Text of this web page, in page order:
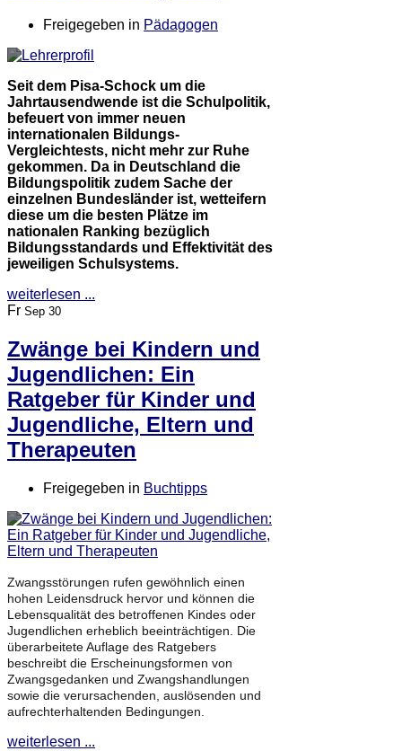
Freigegeben in Pädagogen
Seit dem Pisa-Schock um die
Jahrtausendwende ist die Schulpolitik,
befeuert von immer neuen
internationalen Bildungs-
Vergleichtests, nicht mehr zur Ruhe
gekommen. Da in Deutschland die
Bildungspolitik zudem Sache der
einzelnen Bundesländer ist, wetteifern
diese um die besten Plätze im
nationalen Ranking bezüglich
Bildungsstandards und Effektivität des
jeweiligen Schulsystems.
weiterlesen ...
Fr Sep 30
Zwänge bei Kindern und
Jugendlichen: Ein
Ratgeber für Kinder und
Jugendliche, Eltern und
Therapeuten
Freigegeben in Buchtipps
Zwangsstörungen rufen gewöhnlich einen
hohen Leidensdruck hervor und können die
Lebensqualität des betroffenen Kindes oder
Jugendlichen erheblich beeinträchtigen. Die
überarbeitete Auflage des Ratgebers
beschreibt die Erscheinungsformen von
Zwangsgedanken und Zwangshandlungen
sowie die verursachenden, auslösenden und
aufrechterhaltenden Bedingungen.
weiterlesen ...